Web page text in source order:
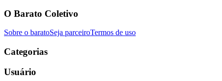
O Barato Coletivo
Sobre o baratoSeja parceiroTermos de uso
Categorias
Usuário